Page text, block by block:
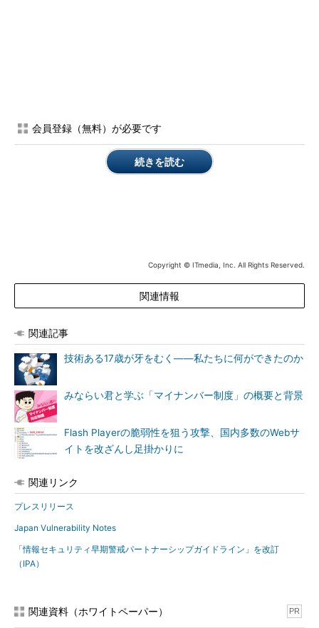
会員登録（無料）が必要です
続きを読む
Copyright © ITmedia, Inc. All Rights Reserved.
関連情報
関連記事
技術ある17歳が牙をむく――私たちに何ができたのか
みならい君と学ぶ「マイナンバー制度」の概要と背景
Flash Playerの脆弱性を狙う攻撃、国内多数のWebサ
イトを改ざんし足掛かりに
関連リンク
プレスリリース
Japan Vulnerability Notes
「情報セキュリティ早期警戒パートナーシップガイドライン」を改訂
（IPA）
関連資料（ホワイトペーパー） PR